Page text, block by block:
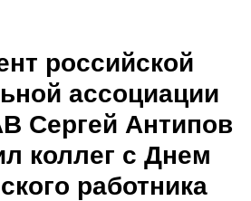
российской
ассоциации
Сергей Антипов
коллег с Днем
работника